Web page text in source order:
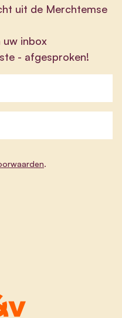
uit de Merchtemse
uw inbox
- afgesproken!
.